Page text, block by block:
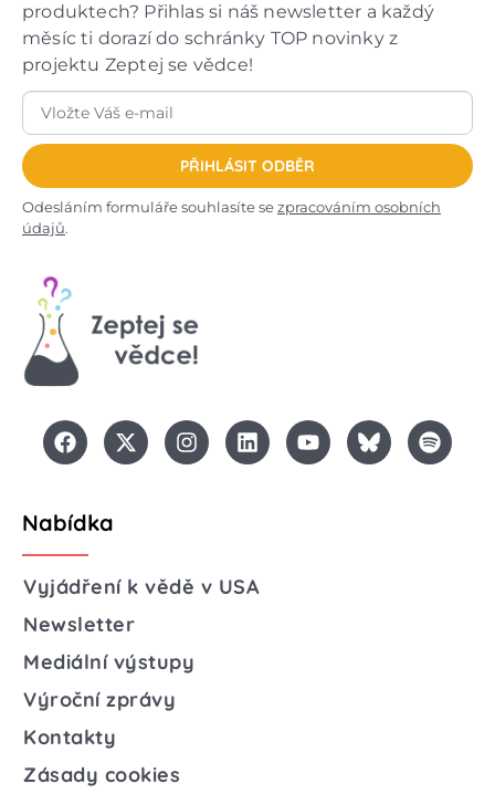
produktech? Přihlas si náš newsletter a každý
měsíc ti dorazí do schránky TOP novinky z
projektu Zeptej se vědce!
PŘIHLÁSIT ODBĚR
Odesláním formuláře souhlasíte sezpracováním osobních
údajů.
Nabídka
Vyjádření k vědě v USA
Newsletter
Mediální výstupy
Výroční zprávy
Kontakty
Zásady cookies